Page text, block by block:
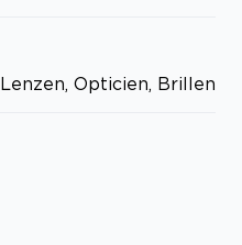
Lenzen, Opticien, Brillen